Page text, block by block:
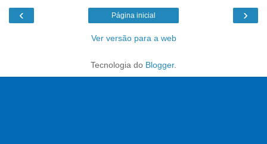
‹ ›
Página inicial
Ver versão para a web
Tecnologia do Blogger.